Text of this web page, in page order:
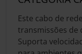
Este cabo de
transmissões de
Suporta